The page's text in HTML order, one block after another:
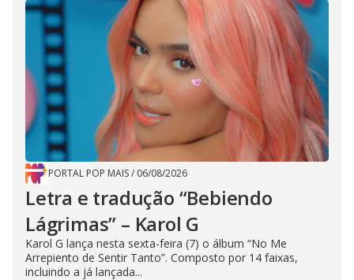
PORTAL POP MAIS/ 06/08/2026
Letra e tradução “Bebiendo
Lágrimas” – Karol G
Karol G lança nesta sexta-feira (7) o álbum “No Me
Arrepiento de Sentir Tanto”. Composto por 14 faixas,
incluindo a já lançada...